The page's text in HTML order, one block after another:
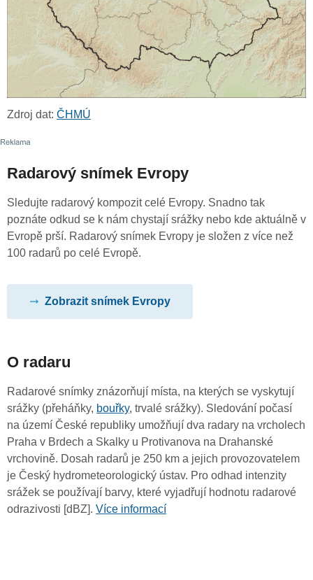
Zdroj dat: ČHMÚ
Radarový snímek Evropy
Sledujte radarový kompozit celé Evropy. Snadno tak
poznáte odkud se k nám chystají srážky nebo kde aktuálně v
Evropě prší. Radarový snímek Evropy je složen z více než
100 radarů po celé Evropě.
Zobrazit snímek Evropy
O radaru
Radarové snímky znázorňují místa, na kterých se vyskytují
srážky (přeháňky, bouřky, trvalé srážky). Sledování počasí
na území České republiky umožňují dva radary na vrcholech
Praha v Brdech a Skalky u Protivanova na Drahanské
vrchovině. Dosah radarů je 250 km a jejich provozovatelem
je Český hydrometeorologický ústav. Pro odhad intenzity
srážek se používají barvy, které vyjadřují hodnotu radarové
odrazivosti [dBZ]. Více informací